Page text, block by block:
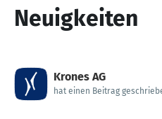
Neuigkeiten
Krones AG
hat einen Beitrag